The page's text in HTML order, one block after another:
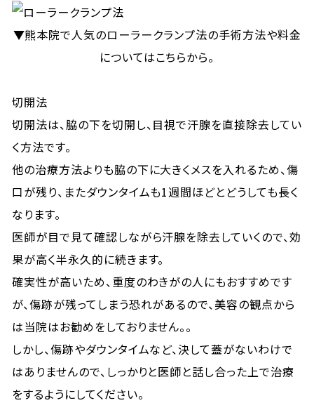
▼熊本院で人気のローラークランプ法の手術方法や料金
についてはこちらから。
切開法
切開法は、脇の下を切開し、目視で汗腺を直接除去してい
く方法です。
他の治療方法よりも脇の下に大きくメスを入れるため、傷
口が残り、またダウンタイムも1週間ほどとどうしても長く
なります。
医師が目で見て確認しながら汗腺を除去していくので、効
果が高く半永久的に続きます。
確実性が高いため、重度のわきがの人にもおすすめです
が、傷跡が残ってしまう恐れがあるので、美容の観点から
は当院はお勧めをしておりません。。
しかし、傷跡やダウンタイムなど、決して蓋がないわけで
はありませんので、しっかりと医師と話し合った上で治療
をするようにしてください。